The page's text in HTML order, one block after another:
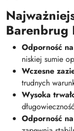
Barenbrug
Odporność
niskiej sumie
Wczesne
trudnych
Wysoka
Odporność